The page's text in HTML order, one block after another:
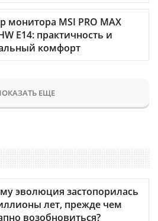
монитора MSI PRO MAX
E14: практичность и
комфорт
ЕЩЕ
эволюция застопорилась
лет, прежде чем
возобновиться?